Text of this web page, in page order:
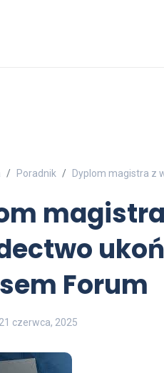
Poradnik Dyplom magistra z
Forum
21 czerwca, 2025